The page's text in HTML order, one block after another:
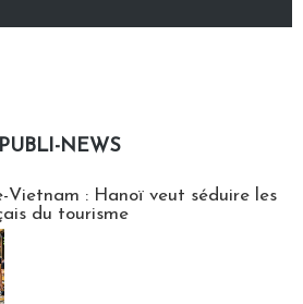
PUBLI-NEWS
Vietnam : Hanoï veut séduire les
du tourisme